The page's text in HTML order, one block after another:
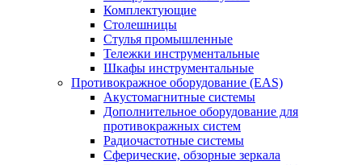
Комплектующие
Столешницы
Стулья промышленные
Тележки инструментальные
Шкафы инструментальные
Противокражное оборудование (EAS)
Акустомагнитные системы
Дополнительное оборудование для
противокражных систем
Радиочастотные системы
Сферические, обзорные зеркала